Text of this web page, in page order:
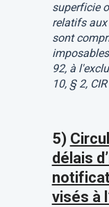
superficie
relatifs
sont
92, à
10, § 2,
5)
délais
visés à